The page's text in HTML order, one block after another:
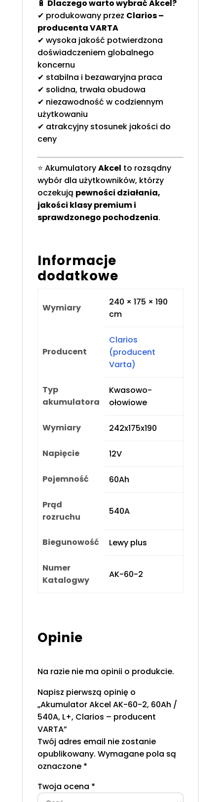
🔋 Dlaczego warto wybrać Akcel?
✔ produkowany przez Clarios –
producenta VARTA
✔ wysoka jakość potwierdzona
doświadczeniem globalnego
koncernu
✔ stabilna i bezawaryjna praca
✔ solidna, trwała obudowa
✔ niezawodność w codziennym
użytkowaniu
✔ atrakcyjny stosunek jakości do
ceny
⭐ AkumulatoryAkcel to rozsądny
wybór dla użytkowników, którzy
oczekują pewności działania,
jakości klasy premium i
sprawdzonego pochodzenia.
Informacje
dodatkowe
Wymiary
240 × 175 × 190
cm
Producent
Clarios
(producent
Varta)
Typ
akumulatora
Kwasowo-
ołowiowe
Wymiary 242x175x190
Napięcie 12V
Pojemność 60Ah
Prąd
rozruchu
540A
Biegunowość Lewy plus
Numer
Katalogwy
AK-60-2
Opinie
Na razie nie ma opinii o produkcie.
Napisz pierwszą opinię o
„Akumulator Akcel AK-60-2, 60Ah /
540A, L+, Clarios – producent
VARTA”
Twój adres email nie zostanie
opublikowany. Wymagane pola są
oznaczone *
Twoja ocena *